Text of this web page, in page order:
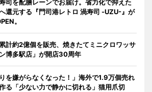
司を配膳レーンでお届け。省力化で抑えた
還元する『門司港レトロ 渦寿司 -UZU-』が
。
計約2億個を販売、焼きたてミニクロワッサ
博多駅店」が開店30周年
を嫌がらなくなった！」海外で1.9万個売れ
る「少ない力で静かに切れる」猫用爪切